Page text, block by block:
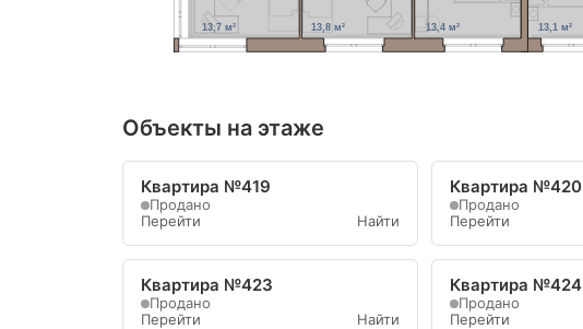
13,1 м²
13,4 м²
13,8 м²
13,7 м²
Объекты на этаже
Квартира №419
Продано
Перейти
Найти
Квартира №420
Продано
Перейти
Квартира №423
Продано
Перейти
Найти
Квартира №424
Продано
Перейти